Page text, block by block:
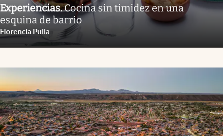
Experiencias.Cocina sin timidez en una
esquina de barrio
Florencia Pulla